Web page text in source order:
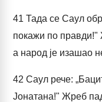
41 Тада се Саул
покажи по правди!"
а народ је изашао
42 Саул рече:
Јонатана!" Жреб